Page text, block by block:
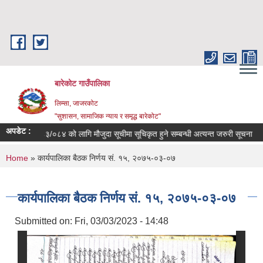
बारेकोट गाउँपालिका
लिम्सा, जाजरकोट
"सुशासन, सामाजिक न्याय र समृद्ध बारेकोट"
अपडेट :
वर्ष २०८३/०८४ को लागि मौजुदा सूचीमा सूचिकृत हुने सम्बन्धी अत्यन्त जरुरी सूचना
You are here
Home » कार्यपालिका बैठक निर्णय सं. १५, २०७५-०३-०७
कार्यपालिका बैठक निर्णय सं. १५, २०७५-०३-०७
Submitted on: Fri, 03/03/2023 - 14:48